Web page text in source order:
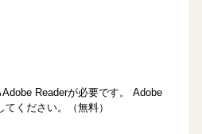
Readerが必要です。
Adobe
ください。（無料）